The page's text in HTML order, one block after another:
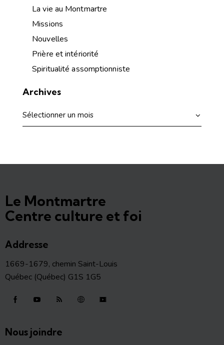
La vie au Montmartre
Missions
Nouvelles
Prière et intériorité
Spiritualité assomptionniste
Archives
Le Montmartre
Centre culture et foi
Addresse
1669-1679, chemin Saint-Louis
Québec (Québec) G1S 1G5
Nous joindre